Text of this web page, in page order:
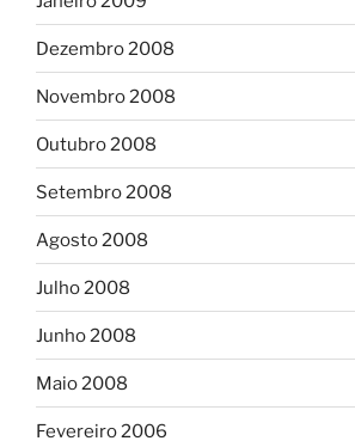
Dezembro 2008
Novembro 2008
Outubro 2008
Setembro 2008
Agosto 2008
Julho 2008
Junho 2008
Maio 2008
Fevereiro 2006